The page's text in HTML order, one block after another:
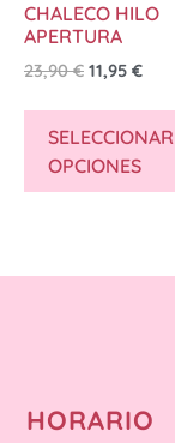
CHALECO HILO
APERTURA
23,90€ 11,95 €
SELECCIONAR
OPCIONES
HORARIO